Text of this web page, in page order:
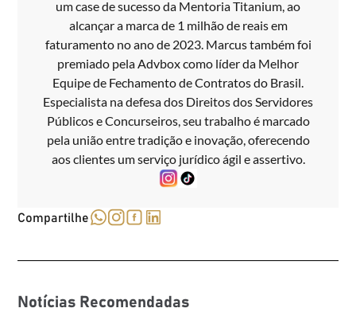
um case de sucesso da Mentoria Titanium, ao
alcançar a marca de 1 milhão de reais em
faturamento no ano de 2023. Marcus também foi
premiado pela Advbox como líder da Melhor
Equipe de Fechamento de Contratos do Brasil.
Especialista na defesa dos Direitos dos Servidores
Públicos e Concurseiros, seu trabalho é marcado
pela união entre tradição e inovação, oferecendo
aos clientes um serviço jurídico ágil e assertivo.
Compartilhe
Notícias Recomendadas